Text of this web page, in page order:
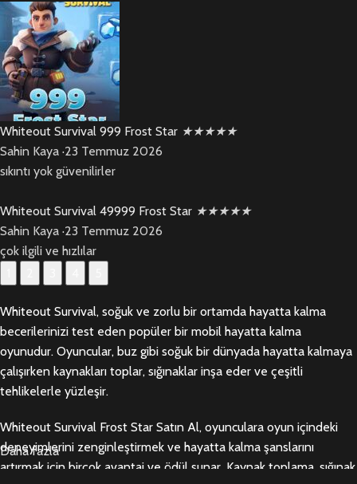
Whiteout Survival 999 Frost Star ★★★★★
Sahin Kaya ·23 Temmuz 2026
sıkıntı yok güvenilirler
Whiteout Survival 49999 Frost Star ★★★★★
Sahin Kaya ·23 Temmuz 2026
çok ilgili ve hızlılar
Whiteout Survival, soğuk ve zorlu bir ortamda hayatta kalma
becerilerinizi test eden popüler bir mobil hayatta kalma
oyunudur. Oyuncular, buz gibi soğuk bir dünyada hayatta kalmaya
çalışırken kaynakları toplar, sığınaklar inşa eder ve çeşitli
tehlikelerle yüzleşir.
Whiteout Survival Frost Star Satın Al, oyunculara oyun içindeki
deneyimlerini zenginleştirmek ve hayatta kalma şanslarını
artırmak için birçok avantaj ve ödül sunar. Kaynak toplama, sığınak
Daha fazla